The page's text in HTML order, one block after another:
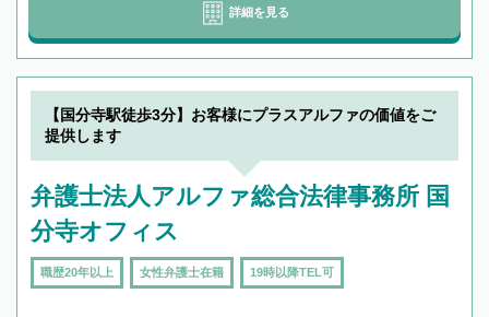
詳細を見る
【国分寺駅徒歩3分】お客様にプラスアルファの価値をご
提供します
弁護士法人アルファ総合法律事務所 国
分寺オフィス
職歴20年以上 女性弁護士在籍 19時以降TEL可